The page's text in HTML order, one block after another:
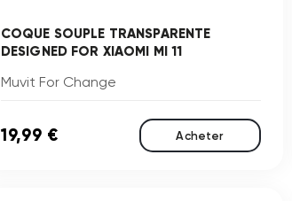
COQUE SOUPLE TRANSPARENTE
DESIGNED FOR XIAOMI MI 11
Muvit For Change
19,99 € Acheter